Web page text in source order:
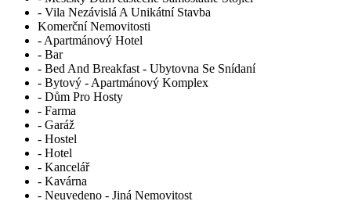
- Vila Nezávislá A Unikátní Stavba
Komerční Nemovitosti
- Apartmánový Hotel
- Bar
- Bed And Breakfast - Ubytovna Se Snídaní
- Bytový - Apartmánový Komplex
- Dům Pro Hosty
- Farma
- Garáž
- Hostel
- Hotel
- Kancelář
- Kavárna
- Neuvedeno - Jiná Nemovitost